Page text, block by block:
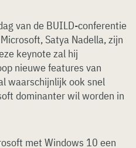
van de BUILD-conferentie
Satya Nadella, zijn
keynote zal hij
nieuwe features van
waarschijnlijk ook snel
dominanter wil worden in
met Windows 10 een